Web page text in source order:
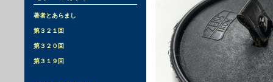
著者とあらまし
第３２１回
第３２０回
第３１９回